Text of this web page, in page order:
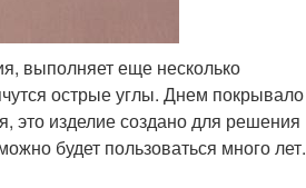
выполняет еще несколько
острые углы. Днем покрывало
это изделие создано для решения
будет пользоваться много лет.